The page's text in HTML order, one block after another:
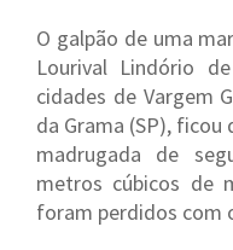
O galpão de uma
Lourival Lindório
cidades de Vargem
da Grama (SP),
madrugada de
metros cúbicos de
foram perdidos com